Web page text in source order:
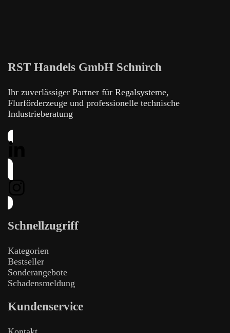
RST Handels GmbH Schnirch
Ihr zuverlässiger Partner für Regalsysteme,
Flurförderzeuge und professionelle technische
Industrieberatung
Schnellzugriff
Kategorien
Bestseller
Sonderangebote
Schadensmeldung
Kundenservice